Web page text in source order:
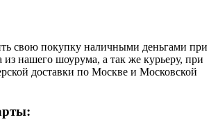
свою покупку наличными деньгами при
из нашего шоурума, а так же курьеру, при
доставки по Москве и Московской